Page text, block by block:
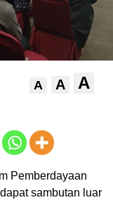
A A A
Pemberdayaan
sambutan luar